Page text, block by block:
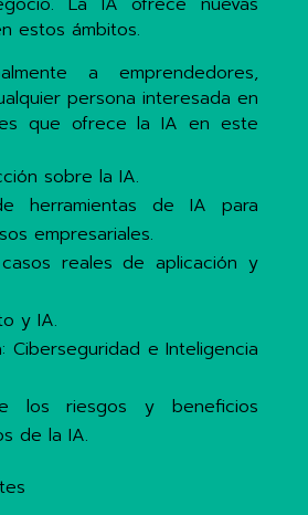
estos ámbitos.
a emprendedores,
persona interesada en
que ofrece la IA en este
sobre la IA.
herramientas de IA para
empresariales.
reales de aplicación y
y IA.
Ciberseguridad e Inteligencia
los riesgos y beneficios
de la IA.